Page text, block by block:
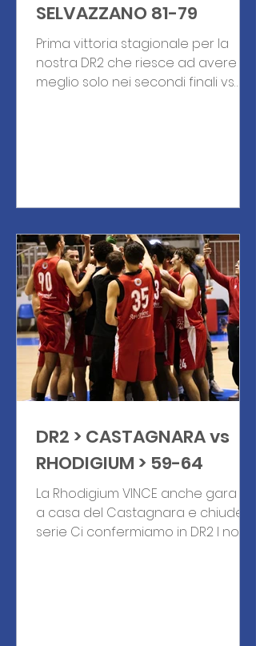
SELVAZZANO 81-79
Prima vittoria stagionale per la
nostra DR2 che riesce ad avere la
meglio solo nei secondi finali vs
Rovigo carichi per riscattare la
sconfitta nell'ultimo turno di
campionato. Si va quindi
all'intervallo sotto di 12 (36-48) che
s
DR2 > CASTAGNARA vs
RHODIGIUM > 59-64
La Rhodigium VINCE anche gara 2
a casa del Castagnara e chiude la
serie Ci confermiamo in DR2 I nostri